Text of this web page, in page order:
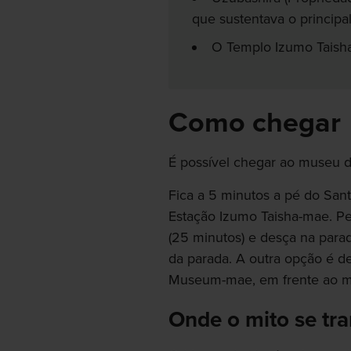
que sustentava o
O Templo Izumo
Como chegar
É possível chegar ao museu
Fica a 5 minutos a pé do
Estação Izumo Taisha-mae.
(25 minutos) e desça na
da parada. A outra opção é
Museum-mae, em frente ao
Onde o mito se